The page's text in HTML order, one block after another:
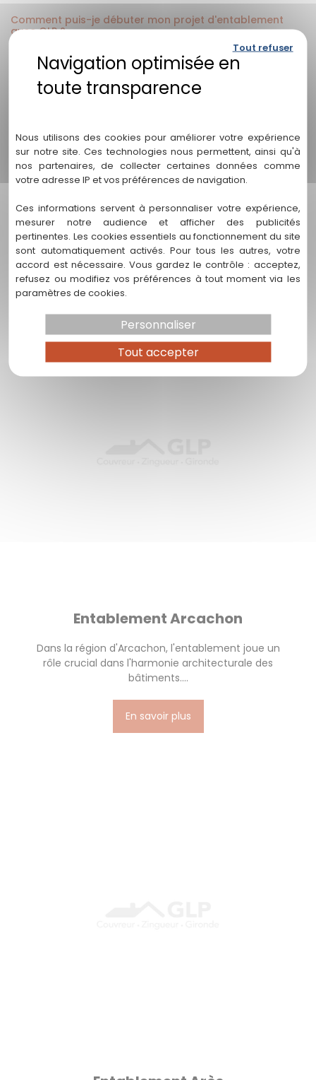
Comment puis-je débuter mon projet d'entablement
avec GLP ?
Pour commencer, il vous suffit de nous contacter afin de
discuter de vos idées et de vos besoins. Notre équipe sera
ravie de vous conseiller et de vous accompagner tout au
long du processus, depuis la conception jusqu'à la
Nous sommes impatients de collaborer avec vous pour
embellir et protéger votre habitat !
Nos autres prestations autour
de entablement lormont
Entablement Arcachon
Dans la région d'Arcachon, l'entablement joue un
rôle crucial dans l'harmonie architecturale des
bâtiments....
En savoir plus
Nous utilisons des cookies pour améliorer votre expérience
sur notre site. Ces technologies nous permettent, ainsi qu'à
nos partenaires, de collecter certaines données comme
votre adresse IP et vos préférences de navigation.
Ces informations servent à personnaliser votre expérience,
mesurer notre audience et afficher des publicités
pertinentes. Les cookies essentiels au fonctionnement du site
sont automatiquement activés. Pour tous les autres, votre
accord est nécessaire. Vous gardez le contrôle : acceptez,
refusez ou modifiez vos préférences à tout moment via les
paramètres de cookies.
Tout accepter
Tout refuser
Personnaliser